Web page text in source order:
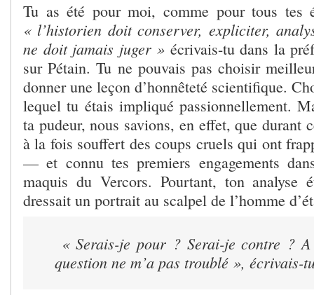
Tu as été pour moi, comme pour tous tes
« l’historien doit conserver, expliciter,
ne doit jamais juger » écrivais-tu dans la
sur Pétain. Tu ne pouvais pas choisir
donner une leçon d’honnêteté scientifique.
lequel tu étais impliqué passionnellement.
ta pudeur, nous savions, en effet, que durant
à la fois souffert des coups cruels qui ont
— et connu tes premiers engagements
maquis du Vercors. Pourtant, ton analyse
dressait un portrait au scalpel de l’homme
« Serais-je pour ? Serai-je contre ?
question ne m’a pas troublé », écrivais-